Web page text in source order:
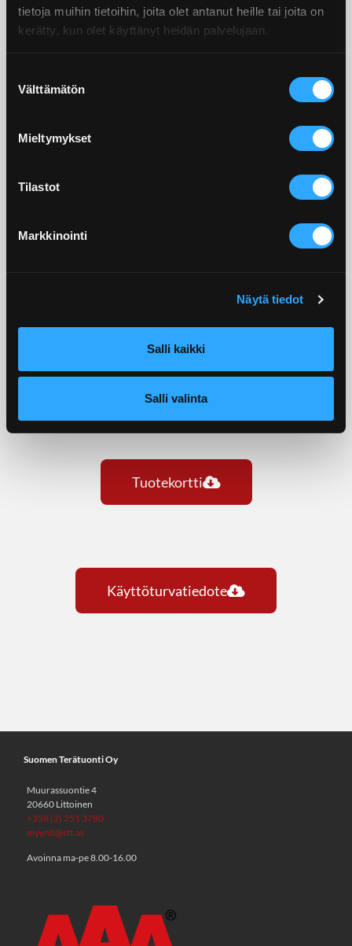
tietoja muihin tietoihin, joita olet antanut heille tai joita on
kerätty, kun olet käyttänyt heidän palvelujaan.
valinta
Välttämätön
Mieltymykset
Tilastot
Markkinointi
Näytä tiedot
Salli kaikki
Salli valinta
Tuotekortti
Käyttöturvatiedote
Suomen Terätuonti Oy
Muurassuontie 4
20660 Littoinen
+358 (2) 251 3780
myynti@stt.as
Avoinna ma-pe 8.00-16.00